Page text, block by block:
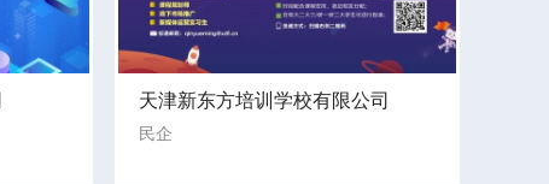
天津新东方培训学校有限公司
民企